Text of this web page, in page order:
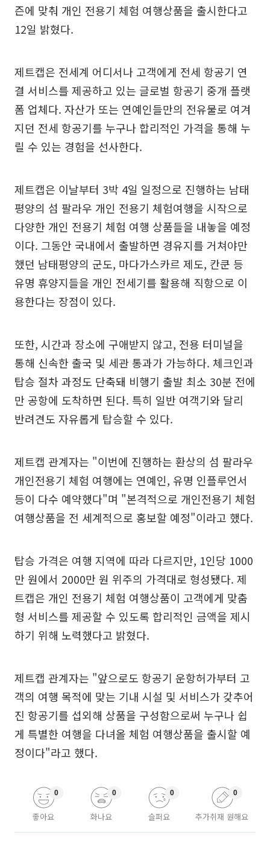
즌에 맞춰 개인 전용기 체험 여행상품을 출시한다고
12일 밝혔다.
제트캡은 전세계 어디서나 고객에게 전세 항공기 연
결 서비스를 제공하고 있는 글로벌 항공기 중개 플랫
폼 업체다. 자산가 또는 연예인들만의 전유물로 여겨
지던 전세 항공기를 누구나 합리적인 가격을 통해 누
릴 수 있는 경험을 선사한다.
제트캡은 이날부터 3박 4일 일정으로 진행하는 남태
평양의 섬 팔라우 개인 전용기 체험여행을 시작으로
다양한 개인 전용기 체험 여행 상품들을 내놓을 예정
이다. 그동안 국내에서 출발하면 경유지를 거쳐야만
했던 남태평양의 군도, 마다가스카르 제도, 칸쿤 등
유명 휴양지들을 개인 전세기를 활용해 직항으로 이
용한다는 장점이 있다.
또한, 시간과 장소에 구애받지 않고, 전용 터미널을
통해 신속한 출국 및 세관 통과가 가능하다. 체크인과
탑승 절차 과정도 단축돼 비행기 출발 최소 30분 전에
만 공항에 도착하면 된다. 특히 일반 여객기와 달리
반려견도 자유롭게 탑승할 수 있다.
제트캡 관계자는 "이번에 진행하는 환상의 섬 팔라우
개인전용기 체험 여행에는 연예인, 유명 인플루언서
등이 다수 예약했다"며 "본격적으로 개인전용기 체험
여행상품을 전 세계적으로 홍보할 예정"이라고 했다.
탑승 가격은 여행 지역에 따라 다르지만, 1인당 1000
만 원에서 2000만 원 위주의 가격대로 형성됐다. 제
트캡은 개인 전용기 체험 여행상품이 고객에게 맞춤
형 서비스를 제공할 수 있도록 합리적인 금액을 제시
하기 위해 노력했다고 밝혔다.
제트캡 관계자는 "앞으로도 항공기 운항허가부터 고
객의 여행 목적에 맞는 기내 시설 및 서비스가 갖추어
진 항공기를 섭외해 상품을 구성함으로써 누구나 쉽
게 특별한 여행을 다녀올 체험 여행상품을 출시할 예
정이다"라고 했다.
좋아요
0
화나요
0
슬퍼요
0
추가취재 원해요
0